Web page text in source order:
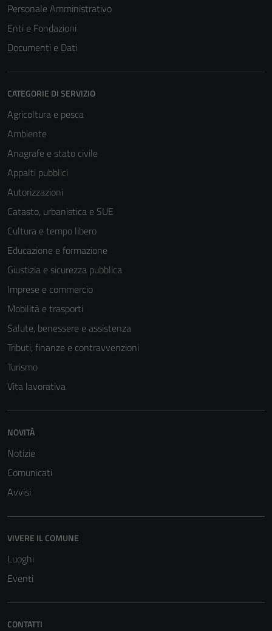
Personale Amministrativo
Enti e Fondazioni
Documenti e Dati
CATEGORIE DI SERVIZIO
Agricoltura e pesca
Ambiente
Anagrafe e stato civile
Appalti pubblici
Autorizzazioni
Catasto, urbanistica e SUE
Cultura e tempo libero
Educazione e formazione
Giustizia e sicurezza pubblica
Imprese e commercio
Mobilità e trasporti
Salute, benessere e assistenza
Tributi, finanze e contravvenzioni
Turismo
Vita lavorativa
NOVITÀ
Notizie
Comunicati
Avvisi
VIVERE IL COMUNE
Luoghi
Eventi
CONTATTI